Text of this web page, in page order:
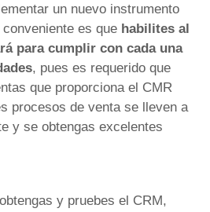
un nuevo instrumento
es que habilites al
para cumplir con cada una
, pues es requerido que
que proporciona el CMR
procesos de venta se lleven a
y se obtengas excelentes
y pruebes el CRM,